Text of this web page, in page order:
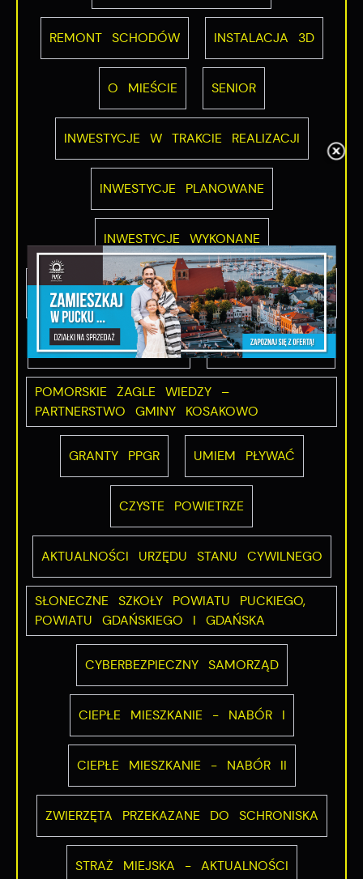
REMONT SCHODÓW INSTALACJA 3D
O MIEŚCIE SENIOR
INWESTYCJE W TRAKCIE REALIZACJI
INWESTYCJE PLANOWANE
INWESTYCJE WYKONANE
INWESTYCJE WYKONANE PRZY WSPARCIU
ŚRODKÓW UE
POMOC DLA UKRAINY ROWEROWY MAJ
POMORSKIE ŻAGLE WIEDZY –
PARTNERSTWO GMINY KOSAKOWO
GRANTY PPGR UMIEM PŁYWAĆ
CZYSTE POWIETRZE
AKTUALNOŚCI URZĘDU STANU CYWILNEGO
SŁONECZNE SZKOŁY POWIATU PUCKIEGO,
POWIATU GDAŃSKIEGO I GDAŃSKA
CYBERBEZPIECZNY SAMORZĄD
CIEPŁE MIESZKANIE - NABÓR I
CIEPŁE MIESZKANIE - NABÓR II
ZWIERZĘTA PRZEKAZANE DO SCHRONISKA
STRAŻ MIEJSKA - AKTUALNOŚCI